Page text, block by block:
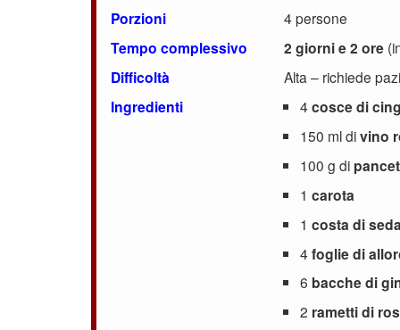
Porzioni 4 persone
Tempo complessivo 2 giorni e 2 ore
Difficoltà Alta – richiede
Ingredienti 4cosce di
150 ml divino
100 g di
1 carota
1 costa di
4foglie di
6 bacche di
2 rametti di